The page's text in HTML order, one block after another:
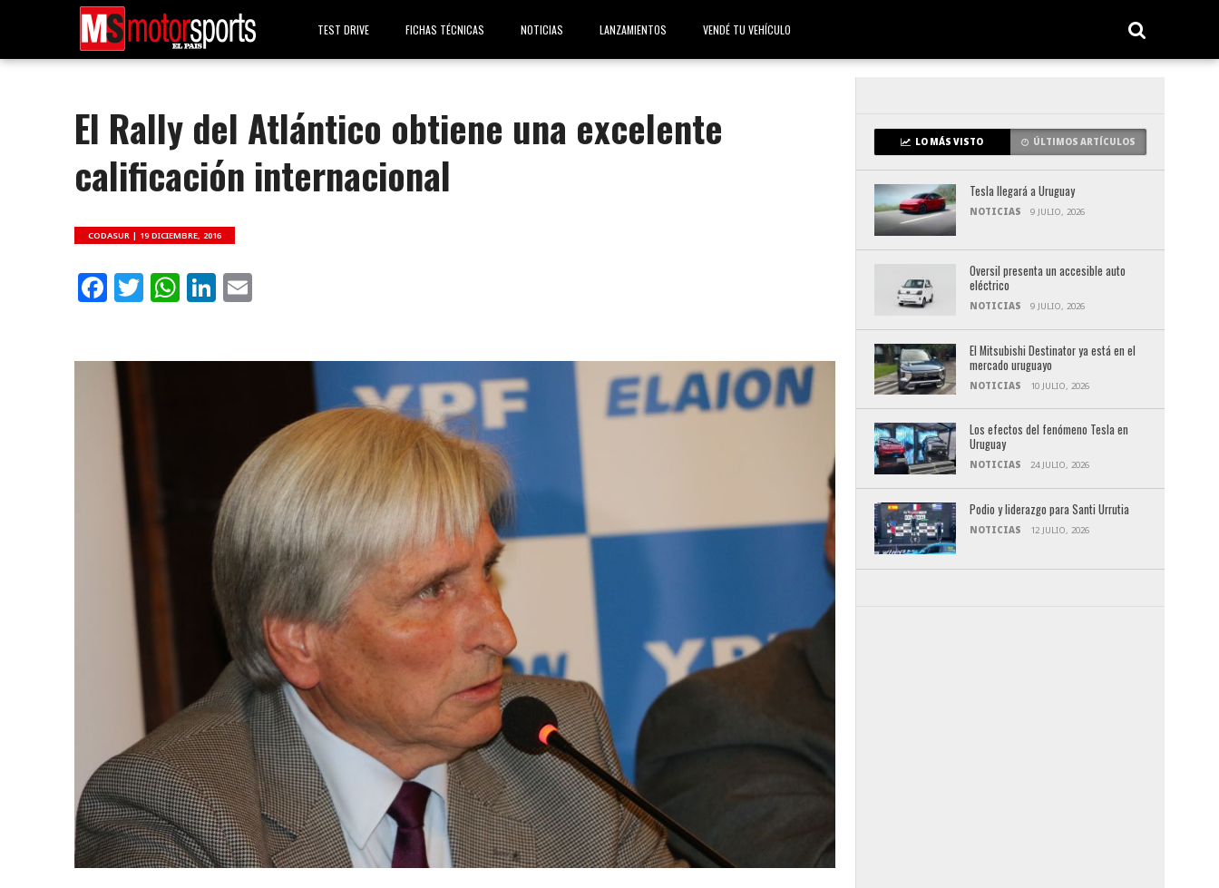
TEST DRIVE FICHAS TÉCNICAS NOTICIAS LANZAMIENTOS VENDÉ TU VEHÍCULO
El Rally del Atlántico obtiene una excelente
calificación internacional
CODASUR | 19 DICIEMBRE, 2016
Facebook
Twitter
WhatsApp
LinkedIn
LO MÁS VISTO ÚLTIMOS ARTÍCULOS
Tesla llegará a Uruguay
NOTICIAS 9 JULIO, 2026
Oversil presenta un accesible auto
eléctrico
NOTICIAS 9 JULIO, 2026
El Mitsubishi Destinator ya está en el
mercado uruguayo
NOTICIAS 10 JULIO, 2026
Los efectos del fenómeno Tesla en
Uruguay
NOTICIAS 24 JULIO, 2026
Podio y liderazgo para Santi Urrutia
NOTICIAS 12 JULIO, 2026